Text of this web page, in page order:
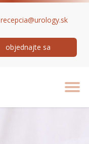
recepcia@urology.sk
objednajte sa